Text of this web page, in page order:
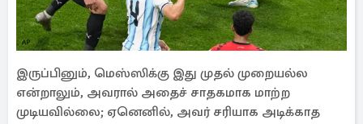
இருப்பினும், மெஸ்ஸிக்கு இது முதல் முறையல்ல
என்றாலும், அவரால் அதைச் சாதகமாக மாற்ற
முடியவில்லை; ஏனெனில், அவர் சரியாக அடிக்காத